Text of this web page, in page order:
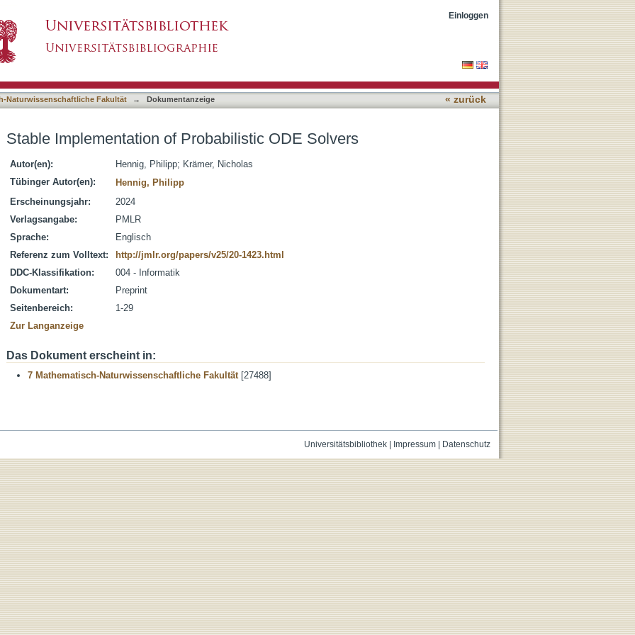
Einloggen
Naturwissenschaftliche Fakultät → Dokumentanzeige « zurück
Stable Implementation of Probabilistic ODE Solvers
Autor(en): Hennig, Philipp; Krämer, Nicholas
Tübinger Autor(en):
Hennig, Philipp
Erscheinungsjahr:
2024
Verlagsangabe:
PMLR
Sprache:
Englisch
Referenz zum Volltext:
http://jmlr.org/papers/v25/20-1423.html
DDC-Klassifikation:
004 - Informatik
Dokumentart:
Preprint
Seitenbereich:
1-29
Zur Langanzeige
Das Dokument erscheint in:
7 Mathematisch-Naturwissenschaftliche Fakultät[27488]
Universitätsbibliothek| Impressum| Datenschutz